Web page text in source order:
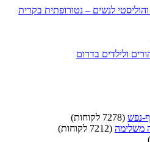
והוליסטי לנשים – נטורופתית בקרית
ולילדים בדרום
נפש (7278 לקוחות)
משלימה (7212 לקוחות)